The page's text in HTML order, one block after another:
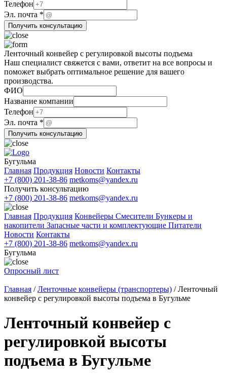
Телефон
Телефон
Название
компании
Эл. почта *
Получить консультацию
Ленточный конвейер с регулировкой высоты подъема
Наш специалист свяжется с вами, ответит на все вопросы и
поможет выбрать оптимальное решение для вашего
производства.
Название
Телефон
почта
ФИО
Название компании
Телефон
Эл. почта *
Получить консультацию
Бугульма
Главная Продукция Новости Контакты
+7 (800) 201-38-86 metkoms@yandex.ru
Получить консультацию
+7 (800) 201-38-86 metkoms@yandex.ru
Главная Продукция Конвейеры Смесители Бункеры и
накопители Запасные части и комплектующие Питатели
Новости Контакты
+7 (800) 201-38-86 metkoms@yandex.ru
Бугульма
Опросный лист
Главная /Ленточные конвейеры (транспортеры) /Ленточный
конвейер с регулировкой высоты подъема в Бугульме
Ленточный конвейер с
регулировкой высоты
подъема в Бугульме